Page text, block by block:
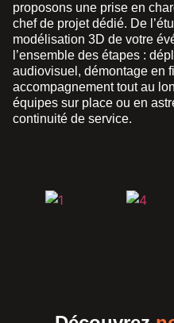
proposons une prise en
chef de projet dédié. De
modélisation 3D de votre
l’ensemble des étapes :
audiovisuel, démontage en
accompagnement tout au
équipes sur place ou en
continuité de service.